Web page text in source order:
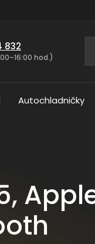
832
hod.)
Autochladničky